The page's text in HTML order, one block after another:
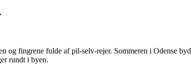
og fingrene fulde af pil‑selv‑rejer. Sommeren i Odense
rundt i byen.